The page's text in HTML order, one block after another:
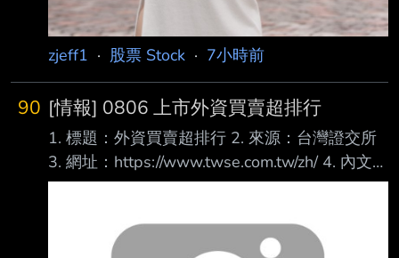
zjeff1 · 股票 Stock · 7小時前
90 [情報] 0806 上市外資買賣超排行
1. 標題：外資買賣超排行 2. 來源：台灣證交所
3. 網址：https://www.twse.com.tw/zh/ 4. 內文：
買超 1 00632R 元大台灣50反1 46,046 2 6770
主動統一升級50 36,705 5 2317 鴻海 21,743 6